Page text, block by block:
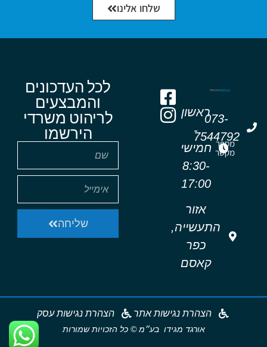
שלחו אלינו
073-
7544792
מספר
מקשר
ראשון
-
חמישי
8:30-
17:00
אזור
התעשייה,
כפר
קאסם
לכל העדכונים
והמבצעים
לריהוט משרדי
הירשמו
שליחה
הצהרת נגישות אתר הצהרת נגישות עסק
אורגד מגידו בע״מ © כל הזכויות שמורות